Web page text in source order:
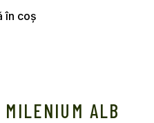
opțiunile
MILENIUM ALB